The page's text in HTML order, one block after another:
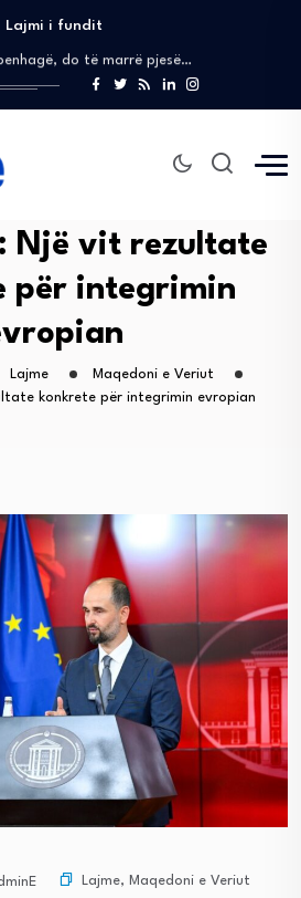
Lajmi i fundit
dallime, partner tonë…
do të marrë pjesë…
Christiansborg, pjesë e pritjes…
sqaron mungesën e përkohshme…
dallime, partner tonë…
Christiansborg, pjesë e pritjes…
sqaron mungesën e përkohshme…
Do të korrigjojmë gabimet…
Një vit rezultate
për integrimin
Lajme
Maqedoni e Veriut
konkrete për integrimin evropian
Lajme, Maqedoni e Veriut